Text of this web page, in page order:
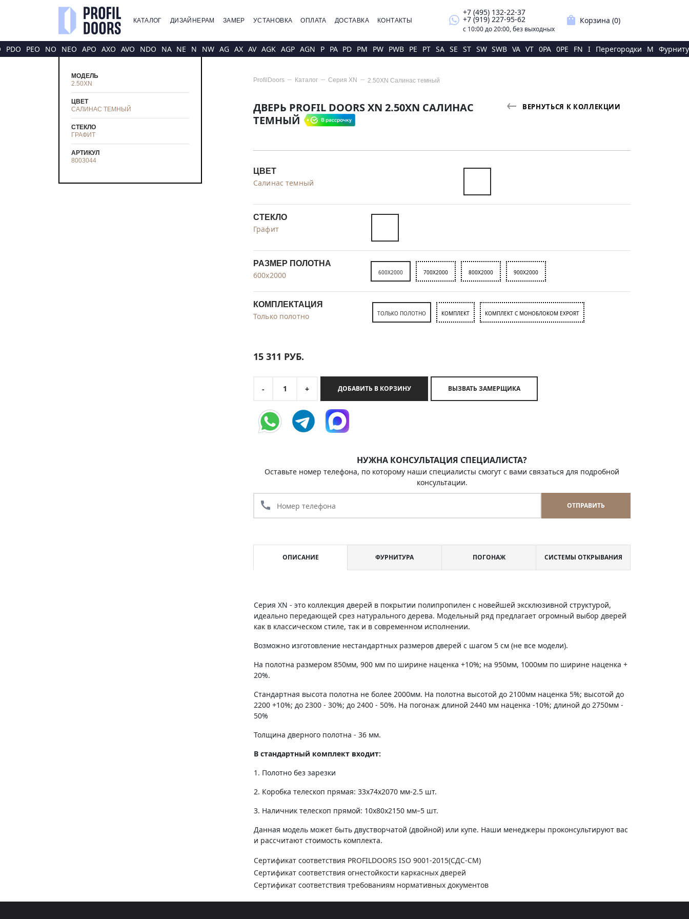
КАТАЛОГ ДИЗАЙНЕРАМ ЗАМЕР УСТАНОВКА ОПЛАТА ДОСТАВКА КОНТАКТЫ whatsapp
+7 (495) 132-22-37
+7 (919) 227-95-62
с 10:00 до 20:00, без выходных
shopping_bag Корзина (0)
PDO PEO NO NEO APO AXO AVO NDO NA NE N NW AG AX AV AGK AGP AGN P PA PD PM PW PWB PE PT SA SE ST SW SWB VA VT 0PA 0PE FN I Перегородки M
МОДЕЛЬ
2.50XN
ЦВЕТ
САЛИНАС ТЕМНЫЙ
СТЕКЛО
ГРАФИТ
АРТИКУЛ
8003044
ProfilDoors Каталог Серия XN 2.50XN Салинас темный
ДВЕРЬ PROFIL DOORS XN 2.50XN САЛИНАС
ТЕМНЫЙ
ВЕРНУТЬСЯ К КОЛЛЕКЦИИ
ЦВЕТ
Салинас темный
СТЕКЛО
Графит
РАЗМЕР ПОЛОТНА
600x2000 600X2000 700X2000 800X2000 900X2000
КОМПЛЕКТАЦИЯ
Только полотно ТОЛЬКО ПОЛОТНО КОМПЛЕКТ КОМПЛЕКТ С МОНОБЛОКОМ EXPORT
15 311 РУБ.
- 1 + ДОБАВИТЬ В КОРЗИНУ ВЫЗВАТЬ ЗАМЕРЩИКА
НУЖНА КОНСУЛЬТАЦИЯ СПЕЦИАЛИСТА?
Оставьте номер телефона, по которому наши специалисты смогут с вами связаться для подробной
консультации.
call ОТПРАВИТЬ
ОПИСАНИЕ ФУРНИТУРА ПОГОНАЖ СИСТЕМЫ ОТКРЫВАНИЯ
Серия XN - это коллекция дверей в покрытии полипропилен с новейшей эксклюзивной структурой,
идеально передающей срез натурального дерева. Модельный ряд предлагает огромный выбор дверей
как в классическом стиле, так и в современном исполнении.
Возможно изготовление нестандартных размеров дверей с шагом 5 см (не все модели).
На полотна размером 850мм, 900 мм по ширине наценка +10%; на 950мм, 1000мм по ширине наценка +
20%.
Стандартная высота полотна не более 2000мм. На полотна высотой до 2100мм наценка 5%; высотой до
2200 +10%; до 2300 - 30%; до 2400 - 50%. На погонаж длиной 2440 мм наценка -10%; длиной до 2750мм -
50%
Толщина дверного полотна - 36 мм.
В стандартный комплект входит:
1. Полотно без зарезки
2. Коробка телескоп прямая: 33х74х2070 мм-2.5 шт.
3. Наличник телескоп прямой: 10х80х2150 мм–5 шт.
Данная модель может быть двустворчатой (двойной) или купе. Наши менеджеры проконсультируют вас
и рассчитают стоимость комплекта.
Сертификат соответствия PROFILDOORS ISO 9001-2015(СДС-СМ)
Сертификат соответствия огнестойкости каркасных дверей
Сертификат соответствия требованиям нормативных документов